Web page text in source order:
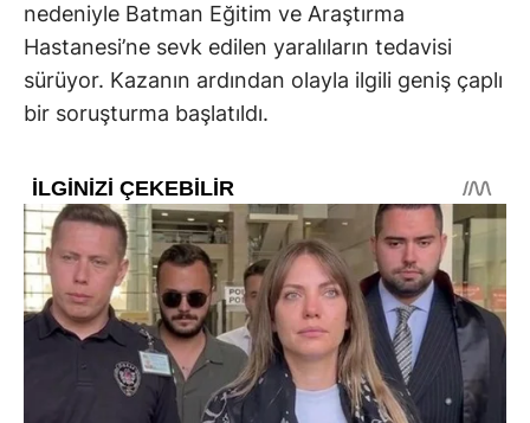
nedeniyle Batman Eğitim ve Araştırma
Hastanesi’ne sevk edilen yaralıların tedavisi
sürüyor. Kazanın ardından olayla ilgili geniş çaplı
bir soruşturma başlatıldı.